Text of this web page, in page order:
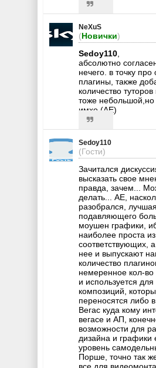
NeXuS
(Новички)
Sedoy110,
абсолютно
нечего. в точку про
плагины, также
количество
тоже небольшой,но
имхо (АЕ)
Sedoy110
(Гости)
Зачитался
высказать свое
правда, зачем...
делать... АЕ,
разобрался,
подавляющего
моушен графики,
наиболее проста из
соответствующих,
нее и выпускают
количество
немеренное кол-
и используется
композиций,
переносятся либо
Вегас куда кому
вегасе и АП,
возможности для
дизайна и графики
уровень
Порше, точно так